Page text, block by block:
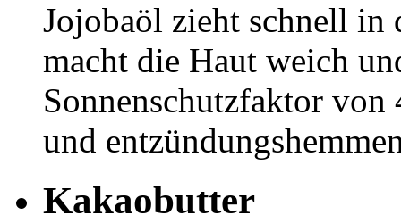
Jojobaöl zieht schnell in
macht die Haut weich
Sonnenschutzfaktor
und
Kakaobutter